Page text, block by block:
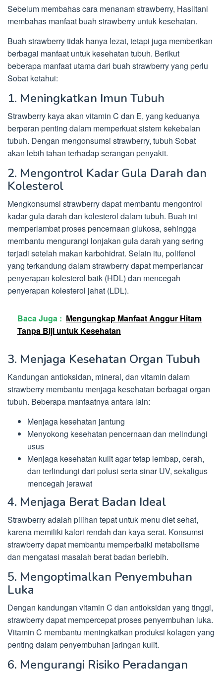
Sebelum membahas cara menanam strawberry, Hasiltani
membahas manfaat buah strawberry untuk kesehatan.
Buah strawberry tidak hanya lezat, tetapi juga memberikan
berbagai manfaat untuk kesehatan tubuh. Berikut
beberapa manfaat utama dari buah strawberry yang perlu
Sobat ketahui:
1. Meningkatkan Imun Tubuh
Strawberry kaya akan vitamin C dan E, yang keduanya
berperan penting dalam memperkuat sistem kekebalan
tubuh. Dengan mengonsumsi strawberry, tubuh Sobat
akan lebih tahan terhadap serangan penyakit.
2. Mengontrol Kadar Gula Darah dan
Kolesterol
Mengkonsumsi strawberry dapat membantu mengontrol
kadar gula darah dan kolesterol dalam tubuh. Buah ini
memperlambat proses pencernaan glukosa, sehingga
membantu mengurangi lonjakan gula darah yang sering
terjadi setelah makan karbohidrat. Selain itu, polifenol
yang terkandung dalam strawberry dapat memperlancar
penyerapan kolesterol baik (HDL) dan mencegah
penyerapan kolesterol jahat (LDL).
Baca Juga : Mengungkap Manfaat Anggur Hitam
Tanpa Biji untuk Kesehatan
3. Menjaga Kesehatan Organ Tubuh
Kandungan antioksidan, mineral, dan vitamin dalam
strawberry membantu menjaga kesehatan berbagai organ
tubuh. Beberapa manfaatnya antara lain:
Menjaga kesehatan jantung
Menyokong kesehatan pencernaan dan melindungi
usus
Menjaga kesehatan kulit agar tetap lembap, cerah,
dan terlindungi dari polusi serta sinar UV, sekaligus
mencegah jerawat
4. Menjaga Berat Badan Ideal
Strawberry adalah pilihan tepat untuk menu diet sehat,
karena memiliki kalori rendah dan kaya serat. Konsumsi
strawberry dapat membantu memperbaiki metabolisme
dan mengatasi masalah berat badan berlebih.
5. Mengoptimalkan Penyembuhan
Luka
Dengan kandungan vitamin C dan antioksidan yang tinggi,
strawberry dapat mempercepat proses penyembuhan luka.
Vitamin C membantu meningkatkan produksi kolagen yang
penting dalam penyembuhan jaringan kulit.
6. Mengurangi Risiko Peradangan